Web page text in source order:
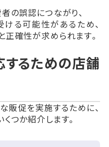
の誤認につながり、
る可能性があるため、
確性が求められます。
るための店舗
販促を実施するために、
つか紹介します。